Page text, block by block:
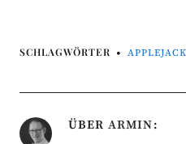
SCHLAGWÖRTER APPLEJACK
ÜBER ARMIN